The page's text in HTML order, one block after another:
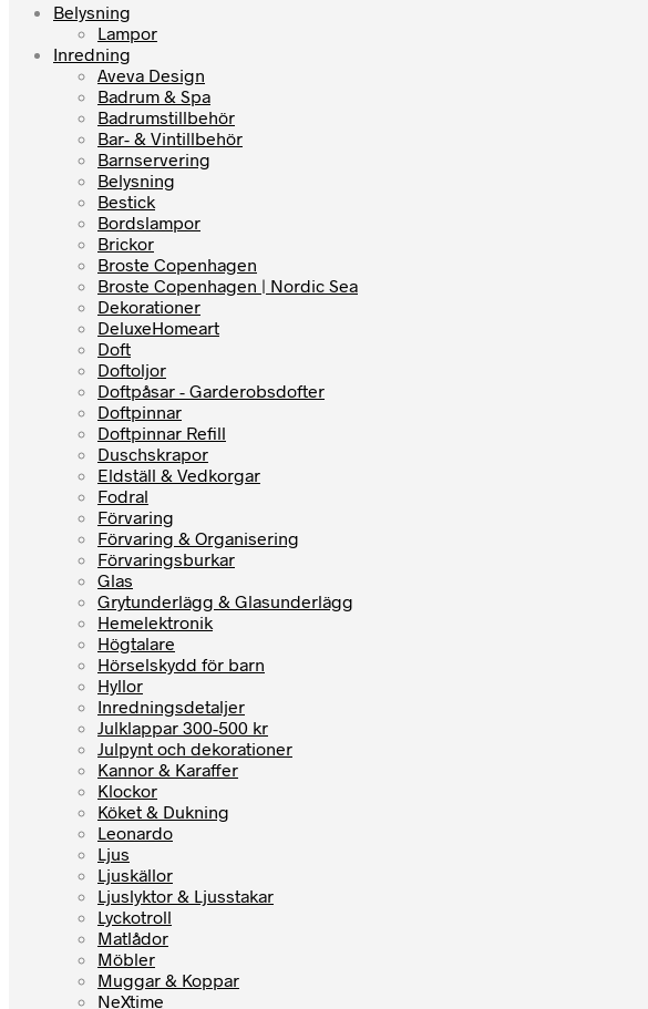
Belysning
Lampor
Inredning
Aveva Design
Badrum & Spa
Badrumstillbehör
Bar- & Vintillbehör
Barnservering
Belysning
Bestick
Bordslampor
Brickor
Broste Copenhagen
Broste Copenhagen | Nordic Sea
Dekorationer
DeluxeHomeart
Doft
Doftoljor
Doftpåsar - Garderobsdofter
Doftpinnar
Doftpinnar Refill
Duschskrapor
Eldställ & Vedkorgar
Fodral
Förvaring
Förvaring & Organisering
Förvaringsburkar
Glas
Grytunderlägg & Glasunderlägg
Hemelektronik
Högtalare
Hörselskydd för barn
Hyllor
Inredningsdetaljer
Julklappar 300-500 kr
Julpynt och dekorationer
Kannor & Karaffer
Klockor
Köket & Dukning
Leonardo
Ljus
Ljuskällor
Ljuslyktor & Ljusstakar
Lyckotroll
Matlådor
Möbler
Muggar & Koppar
NeXtime